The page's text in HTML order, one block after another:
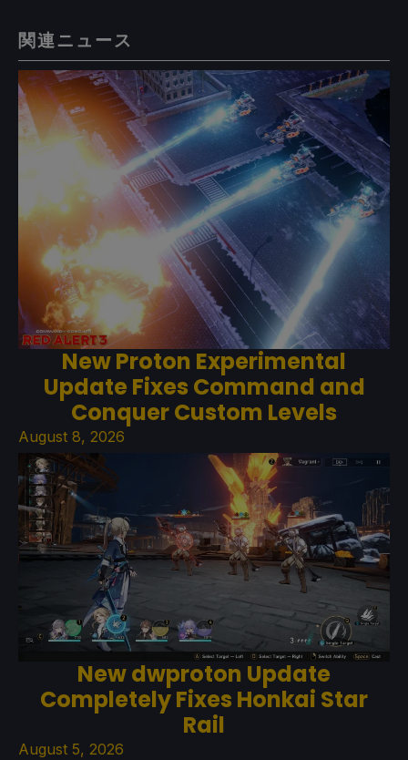
関連ニュース
New Proton Experimental
Update Fixes Command and
Conquer Custom Levels
August 8, 2026
New dwproton Update
Completely Fixes Honkai Star
Rail
August 5, 2026